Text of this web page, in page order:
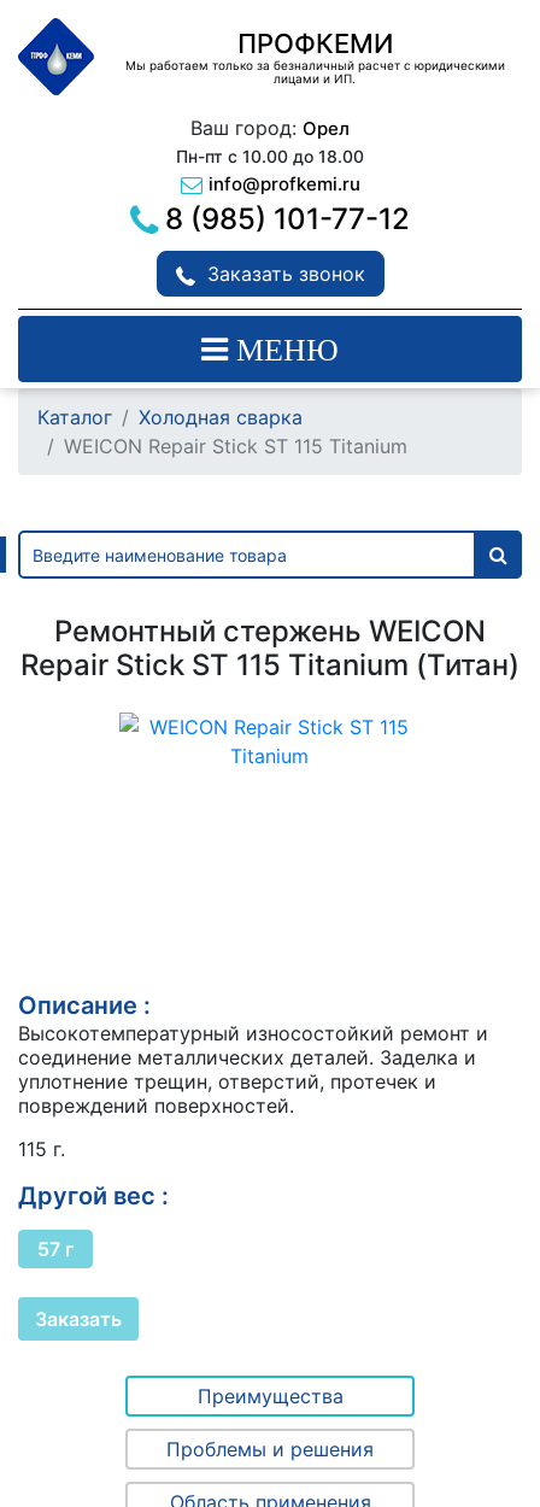
ПРОФКЕМИ
Мы работаем только за безналичный расчет с юридическими
лицами и ИП.
Ваш город: Орел
Пн-пт с 10.00 до 18.00
info@profkemi.ru
8 (985) 101-77-12
Заказать звонок
МЕНЮ
Каталог
Холодная сварка
WEICON Repair Stick ST 115 Titanium
Ремонтный стержень WEICON
Repair Stick ST 115 Titanium (Титан)
Описание :
Высокотемпературный износостойкий ремонт и
соединение металлических деталей. Заделка и
уплотнение трещин, отверстий, протечек и
повреждений поверхностей.
115 г.
Другой вес :
57 г
Заказать
Преимущества
Проблемы и решения